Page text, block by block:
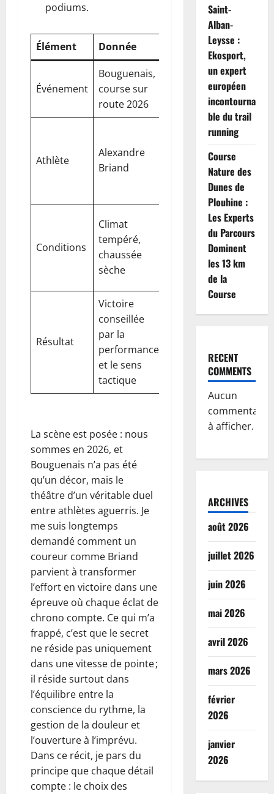
podiums.
Élément Donnée Commentaire
Événement
Bouguenais,
course sur
route 2026
Final haletant,
performance
remarquable
Athlète
Alexandre
Briand
polyvalent,
spécialité
course longue
Conditions
Climat
tempéré,
chaussée
sèche
Facteurs
favorables à
démonstration
stratégique
Résultat
Victoire
conseillée
par la
performance
et le sens
tactique
La scène est posée : nous
sommes en 2026, et
Bouguenais n’a pas été
qu’un décor, mais le
théâtre d’un véritable duel
entre athlètes aguerris. Je
me suis longtemps
demandé comment un
coureur comme Briand
parvient à transformer
l’effort en victoire dans une
épreuve où chaque éclat de
chrono compte. Ce qui m’a
frappé, c’est que le secret
ne réside pas uniquement
dans une vitesse de pointe ;
il réside surtout dans
l’équilibre entre la
conscience du rythme, la
gestion de la douleur et
l’ouverture à l’imprévu.
Dans ce récit, je pars du
principe que chaque détail
compte : le choix des
Saint-
Alban-
Leysse :
Ekosport,
un expert
européen
incontourna
ble du trail
running
Course
Nature des
Dunes de
Plouhine :
Les Experts
du Parcours
Dominent
les 13 km
de la
Course
RECENT
COMMENTS
Aucun
commentaire
à afficher.
ARCHIVES
août 2026
juillet 2026
juin 2026
mai 2026
avril 2026
mars 2026
février
2026
janvier
2026